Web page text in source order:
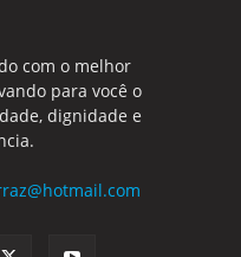
com o melhor
para você o
dignidade e